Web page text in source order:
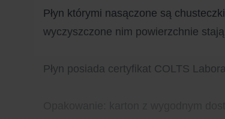
Płyn którymi nasączone są
wyczyszczone nim powierzchnie
Płyn posiada certyfikat COLTS